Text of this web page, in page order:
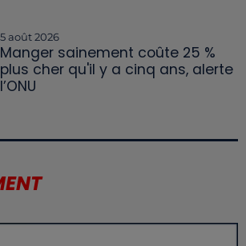
5 août 2026
Manger sainement coûte 25 %
plus cher qu'il y a cinq ans, alerte
l’ONU